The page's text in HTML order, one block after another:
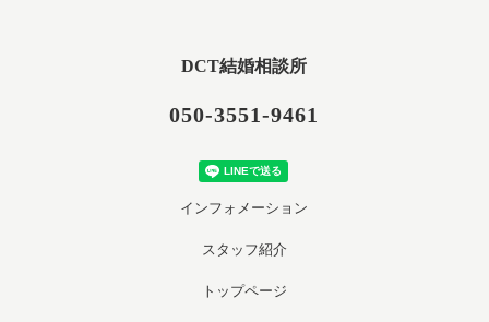
DCT結婚相談所
050-3551-9461
インフォメーション
スタッフ紹介
トップページ